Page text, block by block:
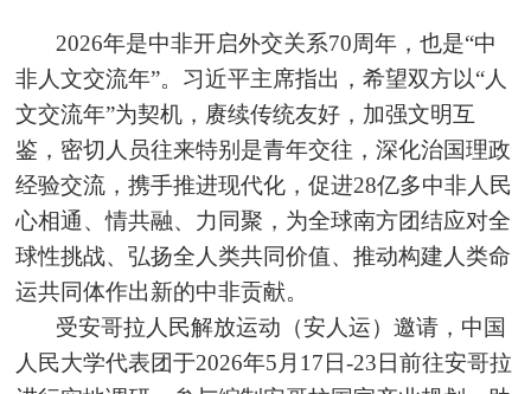
2026年是中非开启外交关系70周年，也是“中
非人文交流年”。习近平主席指出，希望双方以“人
文交流年”为契机，赓续传统友好，加强文明互
鉴，密切人员往来特别是青年交往，深化治国理政
经验交流，携手推进现代化，促进28亿多中非人民
心相通、情共融、力同聚，为全球南方团结应对全
球性挑战、弘扬全人类共同价值、推动构建人类命
运共同体作出新的中非贡献。
受安哥拉人民解放运动（安人运）邀请，中国
人民大学代表团于2026年5月17日-23日前往安哥拉